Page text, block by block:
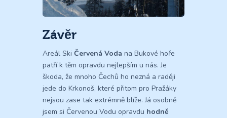
Závěr
Areál Ski Červená Voda na Bukové hoře
patří k těm opravdu nejlepším u nás. Je
škoda, že mnoho Čechů ho nezná a raději
jede do Krkonoš, které přitom pro Pražáky
nejsou zase tak extrémně blíže. Já osobně
jsem si Červenou Vodu opravdu hodně